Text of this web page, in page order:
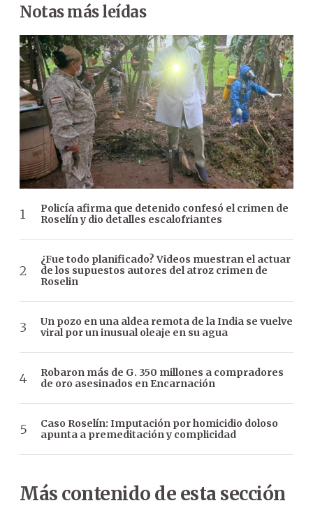
Notas más leídas
Policía afirma que detenido confesó el crimen de
Roselín y dio detalles escalofriantes
¿Fue todo planificado? Videos muestran el actuar
de los supuestos autores del atroz crimen de
Roselin
Un pozo en una aldea remota de la India se vuelve
viral por un inusual oleaje en su agua
Robaron más de G. 350 millones a compradores
de oro asesinados en Encarnación
Caso Roselín: Imputación por homicidio doloso
apunta a premeditación y complicidad
Más contenido de esta sección